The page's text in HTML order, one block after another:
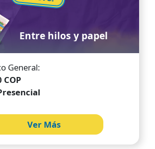
Entre hilos y papel
General:
COP
Ver Más